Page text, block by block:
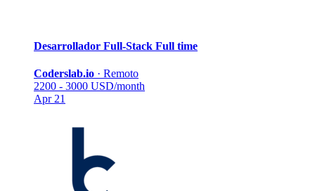
Desarrollador Full-Stack Full time
Coderslab.io · Remoto
2200 - 3000 USD/month
Apr 21